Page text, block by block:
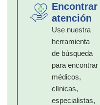
Encontrar
atención
Use nuestra
herramienta
de búsqueda
para encontrar
médicos,
clínicas,
especialistas,